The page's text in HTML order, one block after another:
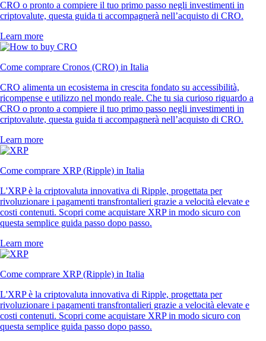
CRO o pronto a compiere il tuo primo passo negli investimenti in
criptovalute, questa guida ti accompagnerà nell’acquisto di CRO.
Learn more
Come comprare Cronos (CRO) in Italia
CRO alimenta un ecosistema in crescita fondato su accessibilità,
ricompense e utilizzo nel mondo reale. Che tu sia curioso riguardo a
CRO o pronto a compiere il tuo primo passo negli investimenti in
criptovalute, questa guida ti accompagnerà nell’acquisto di CRO.
Learn more
Come comprare XRP (Ripple) in Italia
L'XRP è la criptovaluta innovativa di Ripple, progettata per
rivoluzionare i pagamenti transfrontalieri grazie a velocità elevate e
costi contenuti. Scopri come acquistare XRP in modo sicuro con
questa semplice guida passo dopo passo.
Learn more
Come comprare XRP (Ripple) in Italia
L'XRP è la criptovaluta innovativa di Ripple, progettata per
rivoluzionare i pagamenti transfrontalieri grazie a velocità elevate e
costi contenuti. Scopri come acquistare XRP in modo sicuro con
questa semplice guida passo dopo passo.